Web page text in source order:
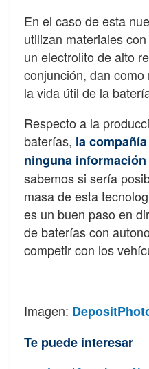
En el caso de esta
utilizan materiales
un electrolito de alto
conjunción, dan
la vida útil de la
Respecto a la
baterías, la
ninguna
sabemos si sería
masa de esta
es un buen paso en
de baterías con
competir con los
Imagen:
Te puede interesar